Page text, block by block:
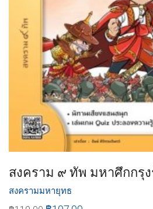
สงคราม ๙ ทัพ มหาศึกกรุ
สงครามมหายุทธ